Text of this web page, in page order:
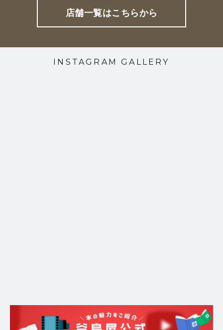
店舗一覧はこちらから
INSTAGRAM GALLERY